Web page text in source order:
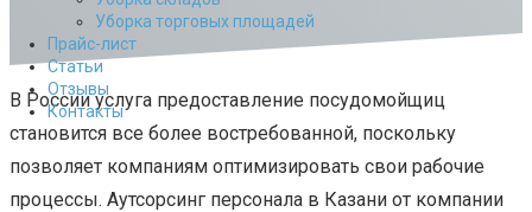
Уборка торговых площадей
Прайс-лист
Cтатьи
Отзывы
Контакты
В России услуга предоставление посудомойщиц
становится все более востребованной, поскольку
позволяет компаниям оптимизировать свои рабочие
процессы. Аутсорсинг персонала в Казани от компании